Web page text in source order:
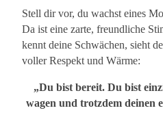
Stell dir vor, du wachst eines
Da ist eine zarte, freundliche
kennt deine Schwächen, sieht
voller Respekt und Wärme:
„Du bist bereit. Du bist
wagen und trotzdem deinen